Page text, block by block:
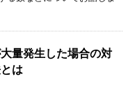
量発生した場合の対
は